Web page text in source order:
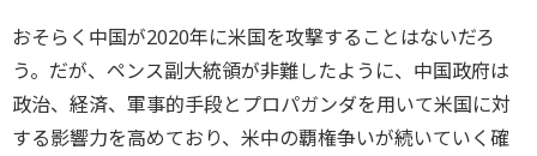
おそらく中国が2020年に米国を攻撃することはないだろ
う。だが、ペンス副大統領が非難したように、中国政府は
政治、経済、軍事的手段とプロパガンダを用いて米国に対
する影響力を高めており、米中の覇権争いが続いていく確